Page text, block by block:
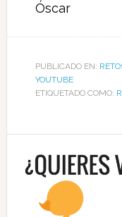
Óscar
PUBLICADO EN:
YOUTUBE
ETIQUETADO COMO: